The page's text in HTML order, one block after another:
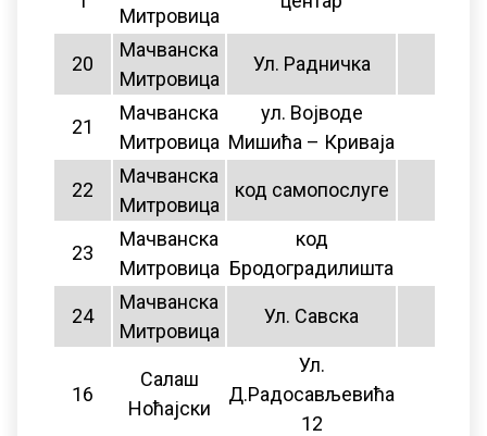
Митровица
20
Мачванска
Митровица
Ул. Радничка
21
Мачванска
Митровица
ул. Војводе
Мишића – Криваја
22
Мачванска
Митровица
код самопослуге
23
Мачванска
Митровица
код
Бродоградилишта
24
Мачванска
Митровица
Ул. Савска
16
Салаш
Ноћајски
Ул.
Д.Радосављевића
12